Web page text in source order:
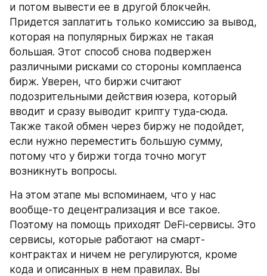
и потом вывести ее в другой блокчейн.
Придется заплатить только комиссию за вывод,
которая на популярных биржах не такая
большая. Этот способ снова подвержен
различными рисками со стороны комплаенса
бирж. Уверен, что биржи считают
подозрительными действия юзера, который
вводит и сразу выводит крипту туда-сюда.
Также такой обмен через биржу не подойдет,
если нужно переместить большую сумму,
потому что у биржи тогда точно могут
возникнуть вопросы.
На этом этапе мы вспоминаем, что у нас
вообще-то децентрализация и все такое.
Поэтому на помощь приходят DeFi-сервисы. Это
сервисы, которые работают на смарт-
контрактах и ничем не регулируются, кроме
кода и описанных в нем правилах. Вы